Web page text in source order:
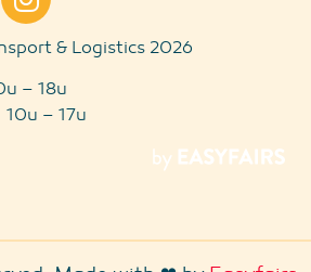
& Logistics 2026
– 18u
– 17u